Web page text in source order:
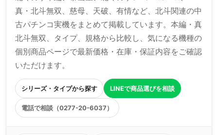
真・北斗無双、慈母、天破、有情など、北斗関連の中
古パチンコ実機をまとめて掲載しています。本編・真
北斗無双、タイプ、規格から比較し、気になる機種の
個別商品ページで最新価格・在庫・保証内容をご確認
いただけます。
シリーズ・タイプから探す LINEで商品選びを相談
電話で相談（0277-20-6037）